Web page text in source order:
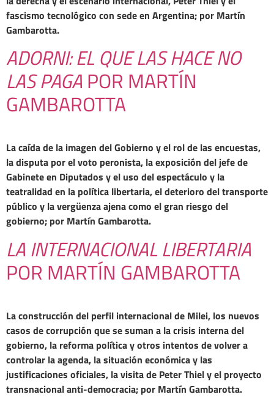
fascismo tecnológico con sede en Argentina; por Martín
Gambarotta.
ADORNI: EL QUE LAS HACE NO
LAS PAGA POR MARTÍN
GAMBAROTTA
La caída de la imagen del Gobierno y el rol de las encuestas,
la disputa por el voto peronista, la exposición del jefe de
Gabinete en Diputados y el uso del espectáculo y la
teatralidad en la política libertaria, el deterioro del transporte
público y la vergüenza ajena como el gran riesgo del
gobierno; por Martín Gambarotta.
LA INTERNACIONAL LIBERTARIA
POR MARTÍN GAMBAROTTA
La construcción del perfil internacional de Milei, los nuevos
casos de corrupción que se suman a la crisis interna del
gobierno, la reforma política y otros intentos de volver a
controlar la agenda, la situación económica y las
justificaciones oficiales, la visita de Peter Thiel y el proyecto
transnacional anti-democracia; por Martín Gambarotta.